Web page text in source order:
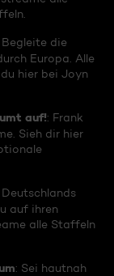
Begleite die
Europa. Alle
hier bei Joyn
auf!: Frank
Sieh dir hier
auf ihren
alle Staffeln
: Sei hautnah